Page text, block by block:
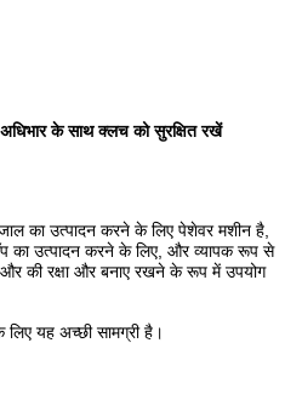
के साथ क्लच को सुरक्षित रखें
का उत्पादन करने के लिए पेशेवर मशीन है,
का उत्पादन करने के लिए, और व्यापक रूप से
की रक्षा और बनाए रखने के रूप में उपयोग
यह अच्छी सामग्री है।